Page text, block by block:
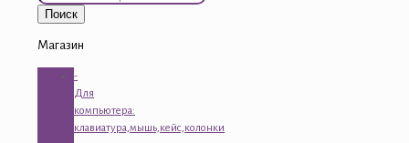
Поиск
Магазин
-
Для
компьютера:
клавиатура,мышь,кейс,колонки